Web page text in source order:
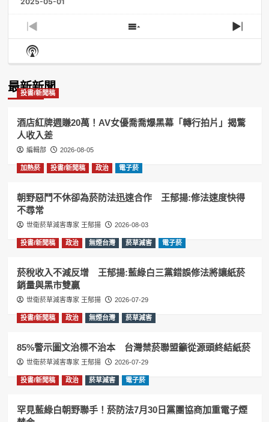
Previous
Episode
Show
Episodes
Next
Show
Podcast
最新新聞
投書/新聞稿
酒店紅牌週賺20萬！AV女優喬喬爆黑幕「轉行拍片」揭驚
人收入差
編輯部 2026-08-05
加熱菸 投書/新聞稿 政治 電子菸
朝野惡鬥不休卻為菸防法迅速合作 王郁揚:修法速度快得
不尋常
世衛菸草減害專家 王郁揚 2026-08-03
投書/新聞稿 政治 無煙台灣 菸草減害 電子菸
菸稅收入不減反增 王郁揚:藍綠白三黨錯誤修法將讓紙菸
銷量與黑市雙贏
世衛菸草減害專家 王郁揚 2026-07-29
投書/新聞稿 政治 無煙台灣 菸草減害
85%警示圖文治標不治本 台灣禁菸聯盟籲從源頭終結紙菸
世衛菸草減害專家 王郁揚 2026-07-29
投書/新聞稿 政治 菸草減害 電子菸
罕見藍綠白朝野聯手！菸防法7月30日黨團協商加重電子煙